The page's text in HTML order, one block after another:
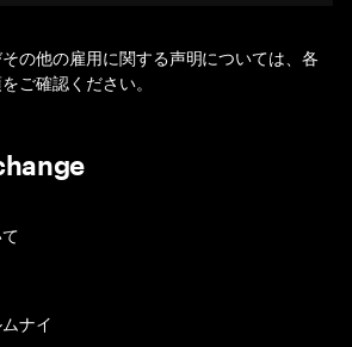
の他の雇用に関する声明については、各
ご確認ください。
ナイ